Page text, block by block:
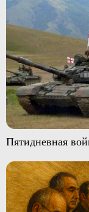
Пятидневная